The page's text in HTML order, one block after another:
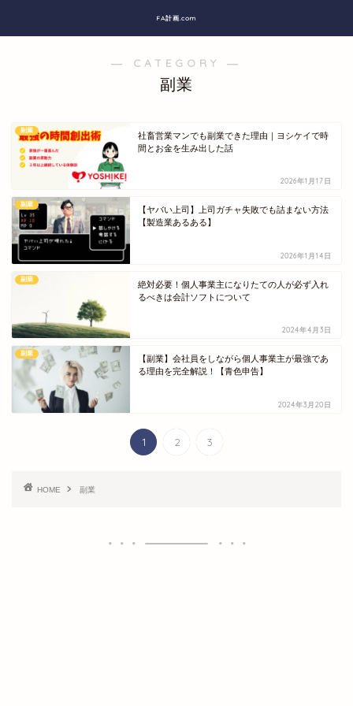
FA計画.com
― CATEGORY ―
副業
副業
社畜営業マンでも副業できた理由｜ヨシケイで時
間とお金を生み出した話
2026年1月17日
副業
【ヤバい上司】上司ガチャ失敗でも詰まない方法
【製造業あるある】
2026年1月14日
副業
絶対必要！個人事業主になりたての人が必ず入れ
るべきは会計ソフトについて
2024年4月3日
副業
【副業】会社員をしながら個人事業主が最強であ
る理由を完全解説！【青色申告】
2024年3月20日
1 2 3
HOME 副業